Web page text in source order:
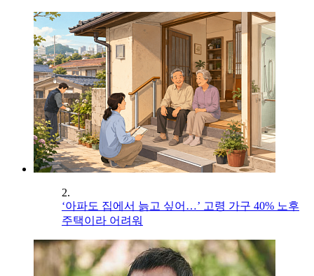
2.
‘아파도 집에서 늙고 싶어…’ 고령 가구 40% 노후
주택이라 어려워